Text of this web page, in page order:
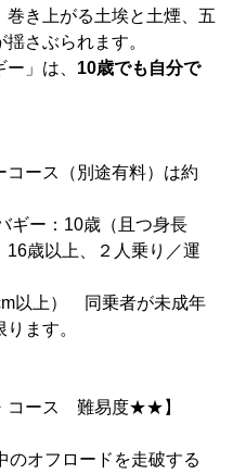
き上がる土埃と土煙、五
さぶられます。
」は、 10歳でも自分で
コース（別途有料）は約
ギー：10歳（且つ身長
16歳以上、２人乗り／運
以上） 同乗者が未成年
ます。
コース 難易度★★】
のオフロードを走破する